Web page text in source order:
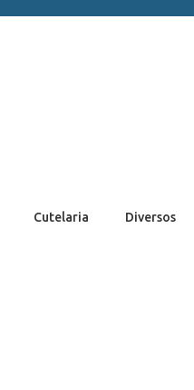
Cutelaria Diversos